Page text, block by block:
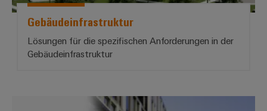
Gebäudeinfrastruktur
Lösungen für die spezifischen Anforderungen in der
Gebäudeinfrastruktur
Blitz- und Überspannungsschutz